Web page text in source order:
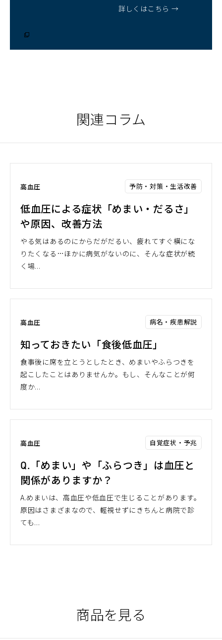
詳しくはこちら →
関連コラム
高血圧 予防・対策・生活改善
低血圧による症状「めまい・だるさ」
や原因、改善方法
やる気はあるのにからだがだるい、疲れてすぐ横にな
りたくなる…ほかに病気がないのに、そんな症状が続
く場...
高血圧 病名・疾患解説
知っておきたい「食後低血圧」
食事後に席を立とうとしたとき、めまいやふらつきを
起こしたことはありませんか。もし、そんなことが何
度か...
高血圧 自覚症状・予兆
Q.「めまい」や「ふらつき」は血圧と
関係がありますか？
A.めまいは、高血圧や低血圧で生じることがあります。
原因はさまざまなので、軽視せずにきちんと病院で診
ても...
商品を見る